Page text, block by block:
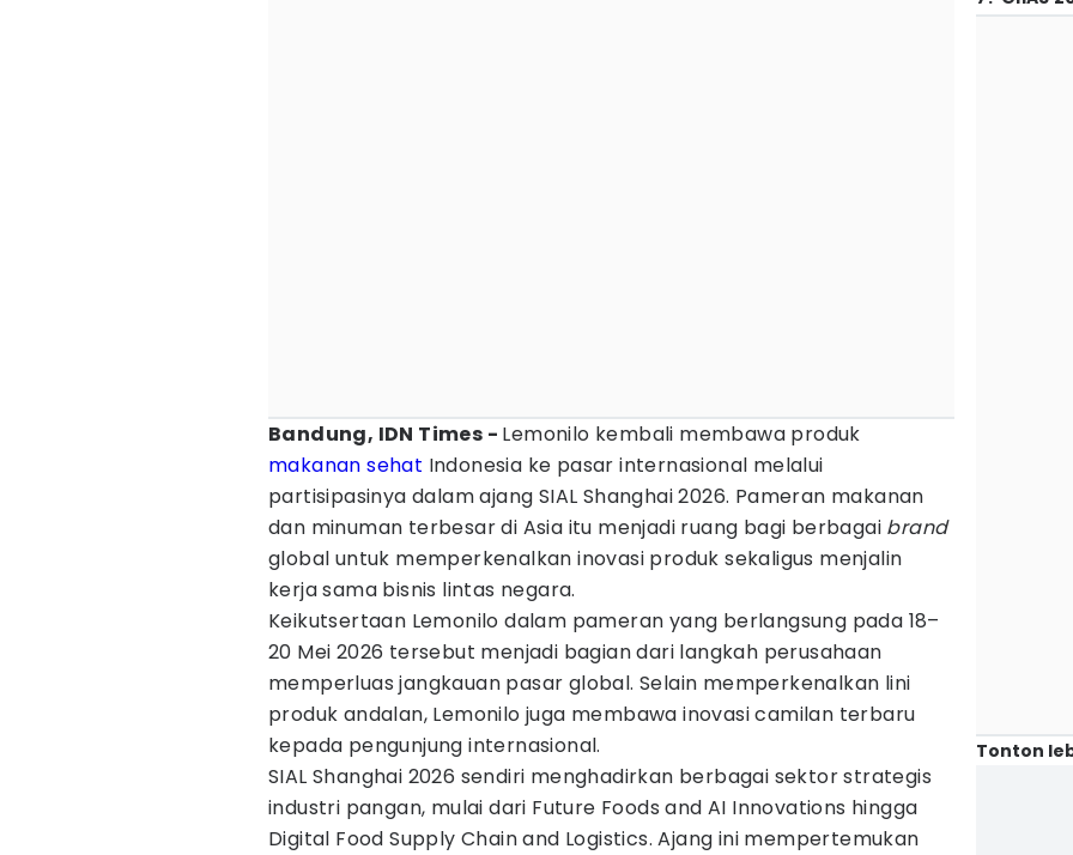
Bandung, IDN Times - Lemonilo kembali membawa produk
makanan sehat Indonesia ke pasar internasional melalui
partisipasinya dalam ajang SIAL Shanghai 2026. Pameran makanan
dan minuman terbesar di Asia itu menjadi ruang bagi berbagai brand
global untuk memperkenalkan inovasi produk sekaligus menjalin
kerja sama bisnis lintas negara.
Keikutsertaan Lemonilo dalam pameran yang berlangsung pada 18–
20 Mei 2026 tersebut menjadi bagian dari langkah perusahaan
memperluas jangkauan pasar global. Selain memperkenalkan lini
produk andalan, Lemonilo juga membawa inovasi camilan terbaru
kepada pengunjung internasional.
SIAL Shanghai 2026 sendiri menghadirkan berbagai sektor strategis
industri pangan, mulai dari Future Foods and AI Innovations hingga
Digital Food Supply Chain and Logistics. Ajang ini mempertemukan
Tonton